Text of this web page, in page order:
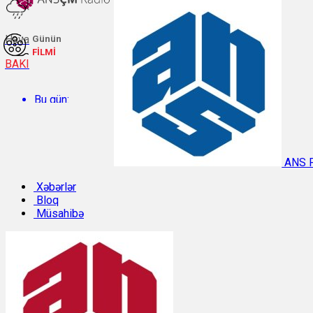
Hava
BAKI
Bu gün:
Temperatur: 29.2°C. Rütubət: 48%.
Sabah:
Günün
FİLMİ
ANS
Xəbərlər
Bloq
Müsahibə